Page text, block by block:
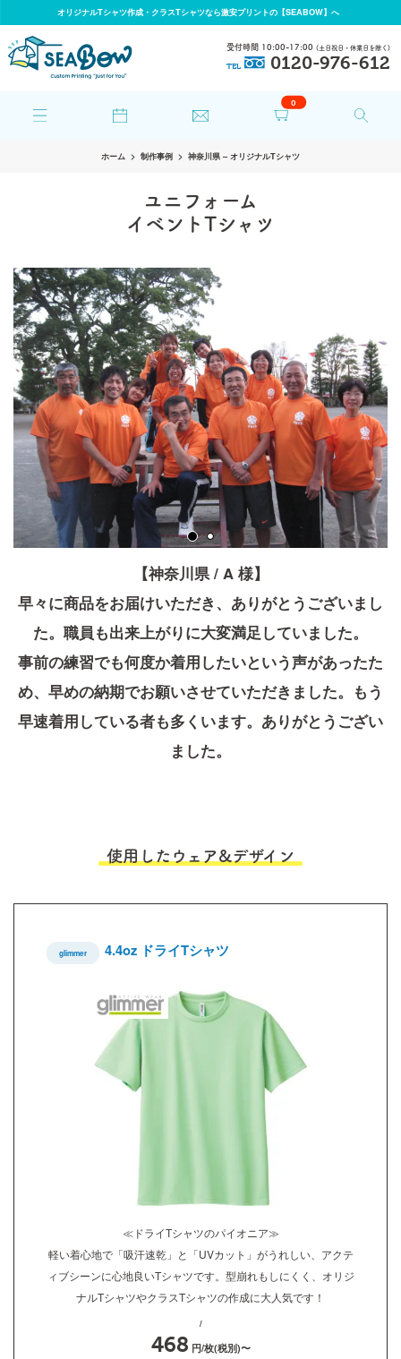
オリジナルTシャツ作成・クラスTシャツなら激安プリントの【SEABOW】へ
0
受付時間 10:00-17:00 (土日祝日・休業日を除く)
TEL 0120-976-612
ホーム 制作事例 神奈川県 – オリジナルTシャツ
ユニフォーム
イベントTシャツ
【神奈川県 / A 様】
早々に商品をお届けいただき、ありがとうございまし
た。職員も出来上がりに大変満足していました。
事前の練習でも何度か着用したいという声があったた
め、早めの納期でお願いさせていただきました。もう
早速着用している者も多くいます。ありがとうござい
ました。
使用したウェア&デザイン
glimmer 4.4oz ドライTシャツ
≪ドライTシャツのパイオニア≫
軽い着心地で「吸汗速乾」と「UVカット」がうれしい、アクテ
ィブシーンに心地良いTシャツです。型崩れもしにくく、オリジ
ナルTシャツやクラスTシャツの作成に大人気です！
/
468 円/枚(税別)〜